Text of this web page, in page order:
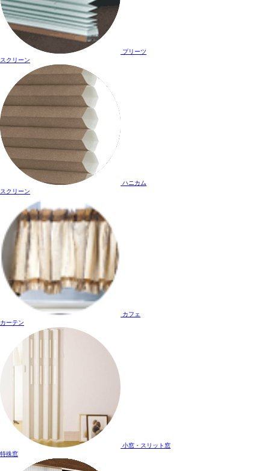
プリーツ
スクリーン
ハニカム
スクリーン
カフェ
カーテン
小窓・スリット窓
特殊窓